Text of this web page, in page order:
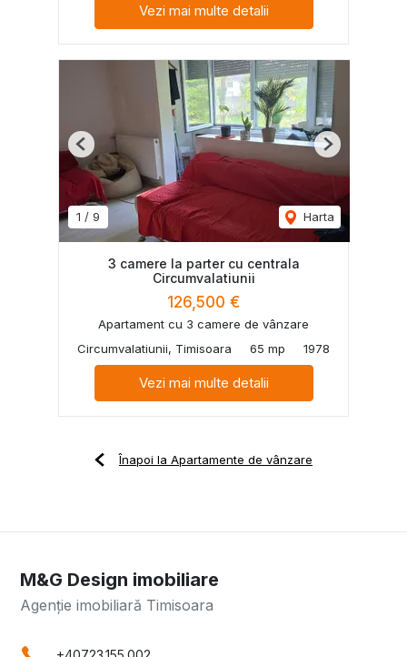
Vezi mai multe detalii
1 / 9 Harta
Previous Next
3 camere la parter cu centrala
Circumvalatiunii
126,500 €
Apartament cu 3 camere de vânzare
Circumvalatiunii, Timisoara
65 mp 1978
Vezi mai multe detalii
Înapoi la Apartamente de vânzare
M&G Design imobiliare
Agenție imobiliară Timisoara